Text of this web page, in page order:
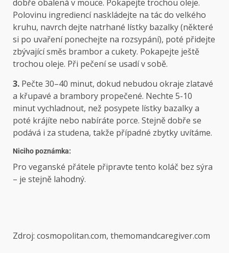
dobře obalená v mouce. Pokapejte trochou oleje.
Polovinu ingrediencí naskládejte na tác do velkého
kruhu, navrch dejte natrhané lístky bazalky (některé
si po uvaření ponechejte na rozsypání), poté přidejte
zbývající směs brambor a cukety. Pokapejte ještě
trochou oleje. Při pečení se usadí v sobě.
3. Pečte 30–40 minut, dokud nebudou okraje zlatavé
a křupavé a brambory propečené. Nechte 5-10
minut vychladnout, než posypete lístky bazalky a
poté krájíte nebo nabíráte porce. Stejně dobře se
podává i za studena, takže případné zbytky uvítáme.
Niciho ​​poznámka:
Pro veganské přátele připravte tento koláč bez sýra
– je stejně lahodný.
Zdroj: cosmopolitan.com, themomandcaregiver.com